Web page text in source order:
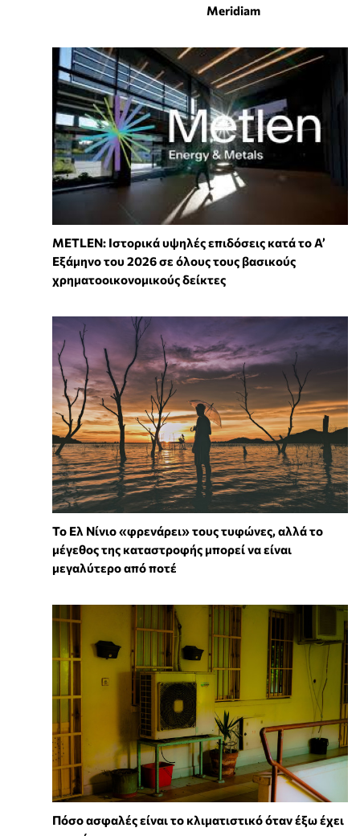
Meridiam
METLEN: Ιστορικά υψηλές επιδόσεις κατά το Α’
Εξάμηνο του 2026 σε όλους τους βασικούς
χρηματοοικονομικούς δείκτες
Το Ελ Νίνιο «φρενάρει» τους τυφώνες, αλλά το
μέγεθος της καταστροφής μπορεί να είναι
μεγαλύτερο από ποτέ
Πόσο ασφαλές είναι το κλιματιστικό όταν έξω έχει